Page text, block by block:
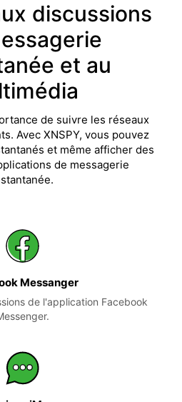
discussions
et au
de suivre les réseaux
Avec XNSPY, vous pouvez
et même afficher des
de messagerie
Messanger
de l'application Facebook